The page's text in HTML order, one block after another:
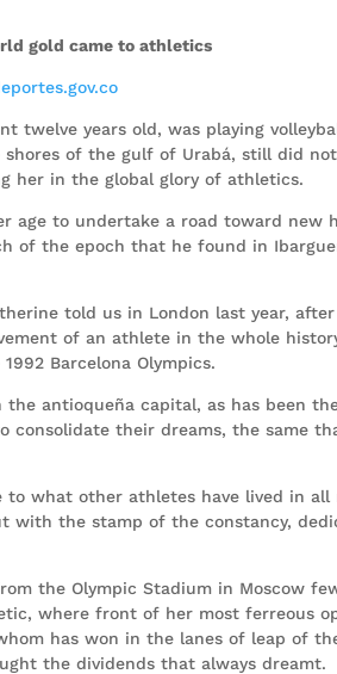
gold came to athletics
twelve years old, was playing
of the gulf of Urabá, still did
her in the global glory of athletics.
age to undertake a road toward new
of the epoch that he found in
told us in London last year,
of an athlete in the whole
Barcelona Olympics.
antioqueña capital, as has been
consolidate their dreams, the same
what other athletes have lived in all
with the stamp of the constancy,
the Olympic Stadium in Moscow
where front of her most ferreous
has won in the lanes of leap of
the dividends that always dreamt.